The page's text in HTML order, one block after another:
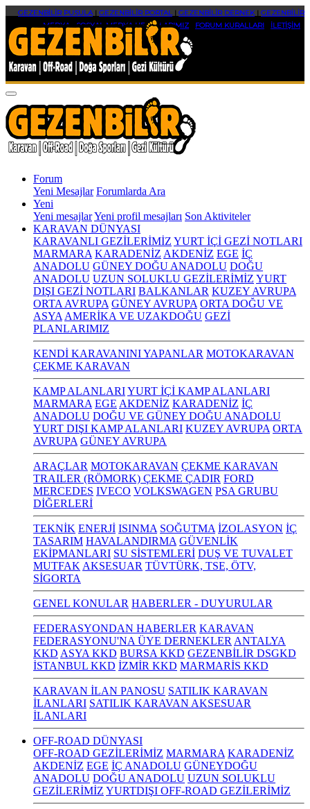
GEZENBİLİR PUSULA| GEZENBİLİR PORTAL| GEZENBİLİR DERNEK| GEZENBİLİR
MEDYA|SOSYAL MEDYA HESAPLARIMIZ FORUM KURALLARI İLETİŞİM
Forum
Yeni Mesajlar Forumlarda Ara
Yeni
Yeni mesajlarYeni profil mesajları Son Aktiviteler
KARAVAN DÜNYASI
KARAVANLI GEZİLERİMİZ YURT İÇİ GEZİ NOTLARI
MARMARA KARADENİZ AKDENİZ EGE İÇ
ANADOLU GÜNEY DOĞU ANADOLU DOĞU
ANADOLU UZUN SOLUKLU GEZİLERİMİZ YURT
DIŞI GEZİ NOTLARI BALKANLAR KUZEY AVRUPA
ORTA AVRUPA GÜNEY AVRUPA ORTA DOĞU VE
ASYA AMERİKA VE UZAKDOĞU GEZİ
PLANLARIMIZ
KENDİ KARAVANINI YAPANLAR MOTOKARAVAN
ÇEKME KARAVAN
KAMP ALANLARIYURT İÇİ KAMP ALANLARI
MARMARA EGE AKDENİZ KARADENİZ İÇ
ANADOLU DOĞU VE GÜNEY DOĞU ANADOLU
YURT DIŞI KAMP ALANLARI KUZEY AVRUPA ORTA
AVRUPA GÜNEY AVRUPA
ARAÇLAR MOTOKARAVAN ÇEKME KARAVAN
TRAILER (RÖMORK) ÇEKME ÇADIR FORD
MERCEDES IVECO VOLKSWAGEN PSA GRUBU
DİĞERLERİ
TEKNİK ENERJİ ISINMA SOĞUTMA İZOLASYON İÇ
TASARIM HAVALANDIRMA GÜVENLİK
EKİPMANLARI SU SİSTEMLERİ DUŞ VE TUVALET
MUTFAK AKSESUAR TÜVTÜRK, TSE, ÖTV,
SİGORTA
GENEL KONULAR HABERLER - DUYURULAR
FEDERASYONDAN HABERLER KARAVAN
FEDERASYONU'NA ÜYE DERNEKLER ANTALYA
KKD ASYA KKD BURSA KKD GEZENBİLİR DSGKD
İSTANBUL KKD İZMİR KKD MARMARİS KKD
KARAVAN İLAN PANOSU SATILIK KARAVAN
İLANLARI SATILIK KARAVAN AKSESUAR
İLANLARI
OFF-ROAD DÜNYASI
OFF-ROAD GEZİLERİMİZ MARMARA KARADENİZ
AKDENİZ EGE İÇ ANADOLU GÜNEYDOĞU
ANADOLU DOĞU ANADOLU UZUN SOLUKLU
GEZİLERİMİZ YURTDIŞI OFF-ROAD GEZİLERİMİZ